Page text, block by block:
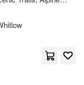
Huts and
in the
Alps